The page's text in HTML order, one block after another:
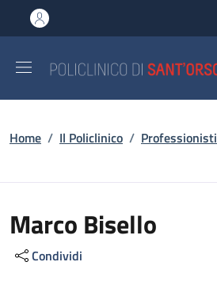
al contenuto principale
to footer content
Briciole di pane
Home / Il Policlinico / Professionisti
Marco Bisello
Condividi